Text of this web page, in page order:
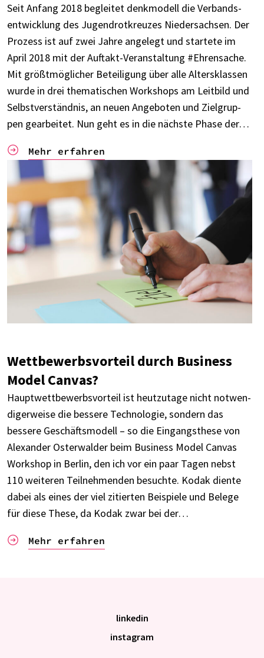
Seit Anfang 2018 beglei­tet denk­mo­dell die Verbands­
ent­wick­lung des Jugend­rot­kreu­zes Nieder­sach­sen. Der
Prozess ist auf zwei Jahre ange­legt und star­tete im
April 2018 mit der Auftakt-Veran­stal­­tung #Ehren­sa­che.
Mit größt­mög­li­cher Betei­li­gung über alle Alters­klas­sen
wurde in drei thema­ti­schen Work­shops am Leit­bild und
Selbst­ver­ständ­nis, an neuen Ange­bo­ten und Ziel­grup­
pen gear­bei­tet. Nun geht es in die nächste Phase der…
Mehr erfah­ren
Wett­be­werbs­vor­teil durch Busi­ness
Model Canvas?
Haupt­wett­be­werbs­vor­teil ist heut­zu­tage nicht notwen­
di­ger­weise die bessere Tech­no­lo­gie, sondern das
bessere Geschäfts­mo­dell – so die Eingangs­these von
Alex­an­der Oster­wal­der beim Busi­ness Model Canvas
Work­shop in Berlin, den ich vor ein paar Tagen nebst
110 weite­ren Teil­neh­men­den besuchte. Kodak diente
dabei als eines der viel zitier­ten Beispiele und Belege
für diese These, da Kodak zwar bei der…
Mehr erfah­ren
linkedin
instagram